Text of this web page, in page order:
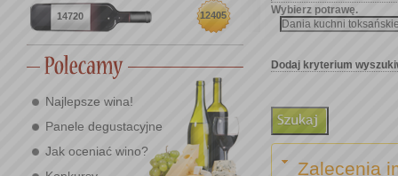
14720 12405
Najlepsze wina!
Panele degustacyjne
Jak oceniać wino?
Wybierz potrawę.
Dodaj kryterium
Zalecenia